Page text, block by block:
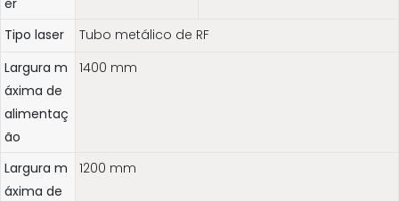
Tipo laser
Tubo metálico de RF
Largura m
áxima de
alimentaç
ão
1400 mm
Largura m
áxima de
1200 mm